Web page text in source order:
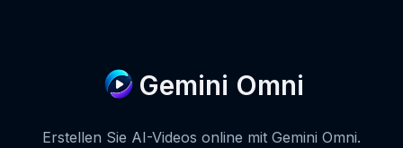
Gemini Omni
Erstellen Sie AI-Videos online mit Gemini Omni.